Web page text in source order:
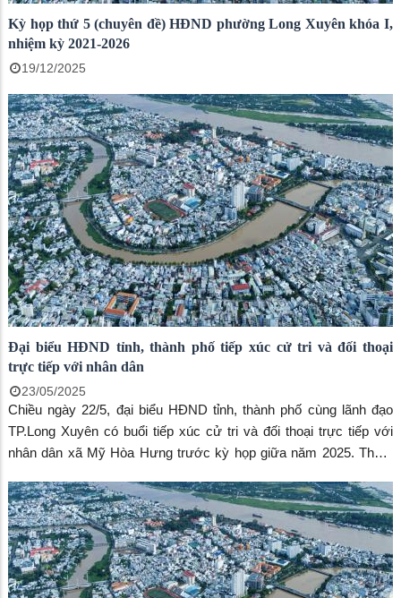
Kỳ họp thứ 5 (chuyên đề) HĐND phường Long Xuyên khóa I,
nhiệm kỳ 2021-2026
19/12/2025
Đại biểu HĐND tỉnh, thành phố tiếp xúc cử tri và đối thoại
trực tiếp với nhân dân
23/05/2025
Chiều ngày 22/5, đại biểu HĐND tỉnh, thành phố cùng lãnh đạo
TP.Long Xuyên có buổi tiếp xúc cử tri và đối thoại trực tiếp với
nhân dân xã Mỹ Hòa Hưng trước kỳ họp giữa năm 2025. Tham
nhân dân tỉnh, Phó Chủ tịch UBND thành phố và ông Nguyễn
Thanh Quang, đại biểu Hội đồng nhân dân tỉnh, Chủ tịch
UBMTTQVN thành phố.